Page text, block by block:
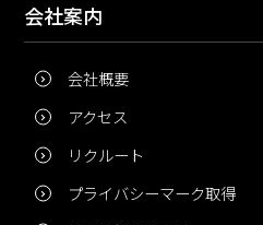
会社案内
会社概要
アクセス
リクルート
プライバシーマーク取得